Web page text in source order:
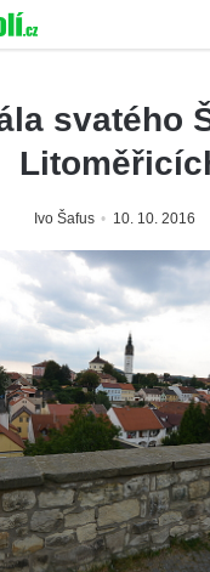
svatého
Ivo Šafus 10. 10. 2016